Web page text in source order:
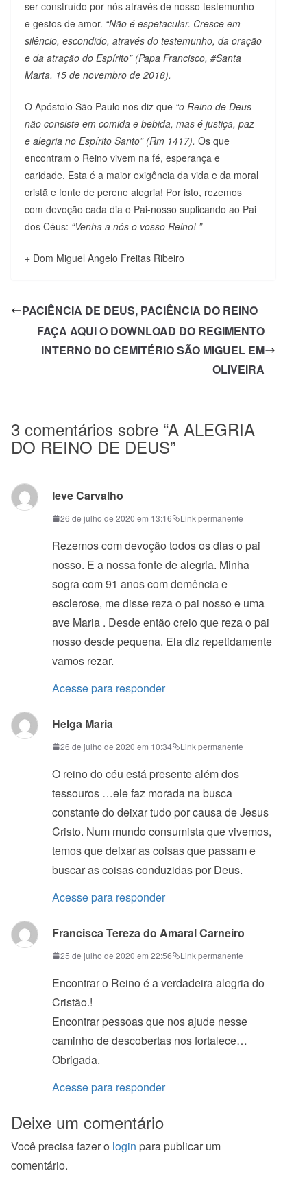
ser construído por nós através de nosso testemunho
e gestos de amor. “Não é espetacular. Cresce em
silêncio, escondido, através do testemunho, da oração
e da atração do Espírito” (Papa Francisco, #Santa
Marta, 15 de novembro de 2018).
O Apóstolo São Paulo nos diz que “o Reino de Deus
não consiste em comida e bebida, mas é justiça, paz
e alegria no Espírito Santo” (Rm 1417). Os que
encontram o Reino vivem na fé, esperança e
caridade. Esta é a maior exigência da vida e da moral
cristã e fonte de perene alegria! Por isto, rezemos
com devoção cada dia o Pai-nosso suplicando ao Pai
dos Céus: “Venha a nós o vosso Reino! ”
+ Dom Miguel Angelo Freitas Ribeiro
PACIÊNCIA DE DEUS, PACIÊNCIA DO REINO
FAÇA AQUI O DOWNLOAD DO REGIMENTO
INTERNO DO CEMITÉRIO SÃO MIGUEL EM
OLIVEIRA
3 comentários sobre “A ALEGRIA
DO REINO DE DEUS”
Ieve Carvalho
26 de julho de 2020 em 13:16 Link permanente
Rezemos com devoção todos os dias o pai
nosso. E a nossa fonte de alegria. Minha
sogra com 91 anos com demência e
esclerose, me disse reza o pai nosso e uma
ave Maria . Desde então creio que reza o pai
nosso desde pequena. Ela diz repetidamente
vamos rezar.
Acesse para responder
Helga Maria
26 de julho de 2020 em 10:34 Link permanente
O reino do céu está presente além dos
tessouros …ele faz morada na busca
constante do deixar tudo por causa de Jesus
Cristo. Num mundo consumista que vivemos,
temos que deixar as coisas que passam e
buscar as coisas conduzidas por Deus.
Acesse para responder
Francisca Tereza do Amaral Carneiro
25 de julho de 2020 em 22:56 Link permanente
Encontrar o Reino é a verdadeira alegria do
Cristão.!
Encontrar pessoas que nos ajude nesse
caminho de descobertas nos fortalece…
Obrigada.
Acesse para responder
Deixe um comentário
Você precisa fazer o login para publicar um
comentário.